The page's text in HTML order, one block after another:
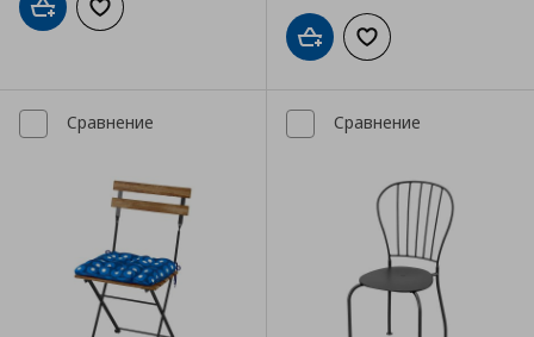
Добави в кошницата
Добави към списъка с любими
Добави в кошницата
Добави към
Сравнение Сравнение